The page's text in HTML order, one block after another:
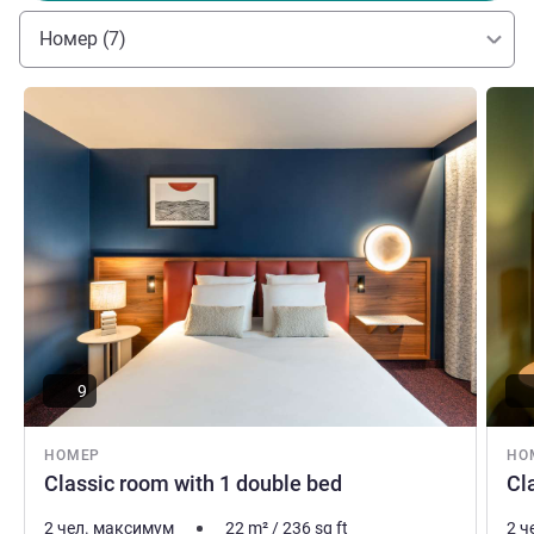
Номер (7)
НОМЕР
Classic room with 1 double bed
Подробная информация
9
2 чел. максимум 22 m²/236sq ft 2